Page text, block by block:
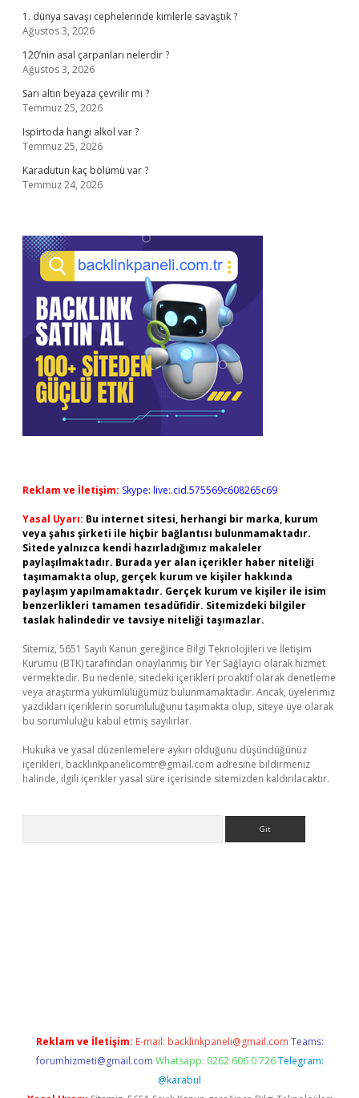
1. dünya savaşı cephelerinde kimlerle savaştık ?
Ağustos 3, 2026
120’nin asal çarpanları nelerdir ?
Ağustos 3, 2026
Sarı altın beyaza çevrilir mi ?
Temmuz 25, 2026
Ispirtoda hangi alkol var ?
Temmuz 25, 2026
Karadutun kaç bölümü var ?
Temmuz 24, 2026
Reklam ve İletişim: Skype: live:.cid.575569c608265c69
Yasal Uyarı: Bu internet sitesi, herhangi bir marka, kurum
veya şahıs şirketi ile hiçbir bağlantısı bulunmamaktadır.
Sitede yalnızca kendi hazırladığımız makaleler
paylaşılmaktadır. Burada yer alan içerikler haber niteliği
taşımamakta olup, gerçek kurum ve kişiler hakkında
paylaşım yapılmamaktadır. Gerçek kurum ve kişiler ile isim
benzerlikleri tamamen tesadüfidir. Sitemizdeki bilgiler
taslak halindedir ve tavsiye niteliği taşımazlar.
Sitemiz, 5651 Sayılı Kanun gereğince Bilgi Teknolojileri ve İletişim
Kurumu (BTK) tarafından onaylanmış bir Yer Sağlayıcı olarak hizmet
vermektedir. Bu nedenle, sitedeki içerikleri proaktif olarak denetleme
veya araştırma yükümlülüğümüz bulunmamaktadır. Ancak, üyelerimiz
yazdıkları içeriklerin sorumluluğunu taşımakta olup, siteye üye olarak
bu sorumluluğu kabul etmiş sayılırlar.
Hukuka ve yasal düzenlemelere aykırı olduğunu düşündüğünüz
içerikleri, backlinkpanelicomtr@gmail.com adresine bildirmeniz
halinde, ilgili içerikler yasal süre içerisinde sitemizden kaldırılacaktır.
Reklam ve İletişim: E-mail: backlinkpaneli@gmail.com Teams:
forumhizmeti@gmail.com Whatsapp: 0262 606 0 726 Telegram:
@karabul